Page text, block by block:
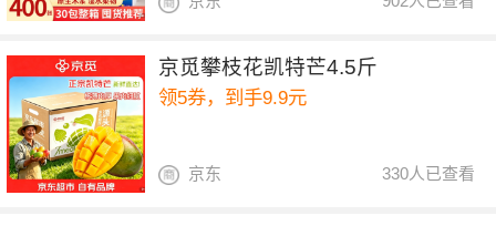
京觅攀枝花凯特芒4.5斤
领5券，到手9.9元
330人已查看
京东